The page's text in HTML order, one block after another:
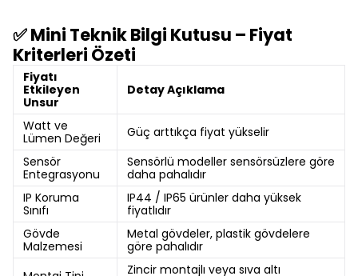
✅ Mini Teknik Bilgi Kutusu – Fiyat
Kriterleri Özeti
Fiyatı
Etkileyen
Unsur
Detay Açıklama
Watt ve
Lümen Değeri
Güç arttıkça fiyat yükselir
Sensör
Entegrasyonu
Sensörlü modeller sensörsüzlere göre
daha pahalıdır
IP Koruma
Sınıfı
IP44 / IP65 ürünler daha yüksek
fiyatlıdır
Gövde
Malzemesi
Metal gövdeler, plastik gövdelere
göre pahalıdır
Zincir montajlı veya sıva altı